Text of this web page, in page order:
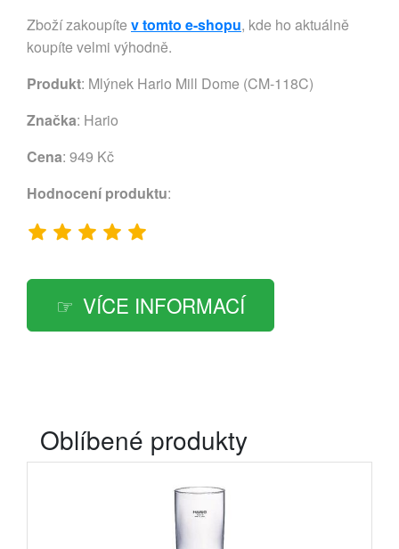
Zboží zakoupíte v tomto e-shopu, kde ho aktuálně
koupíte velmi výhodně.
Produkt: Mlýnek Hario Mill Dome (CM-118C)
Značka: Hario
Cena: 949 Kč
Hodnocení produktu:
VÍCE INFORMACÍ
Oblíbené produkty